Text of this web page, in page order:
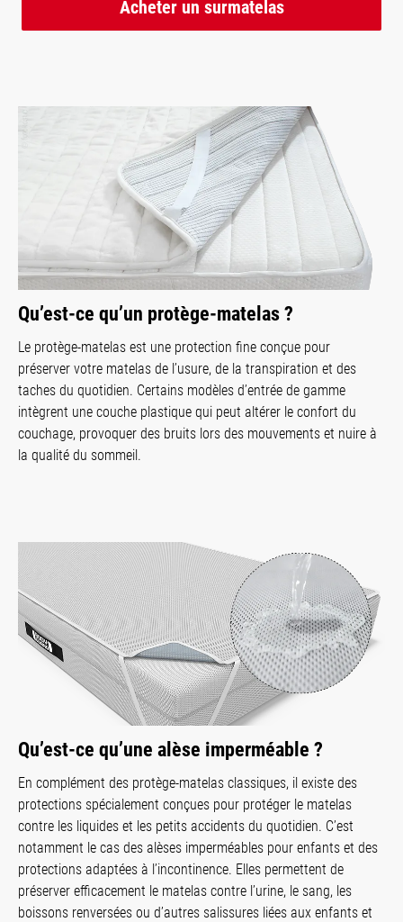
Acheter un surmatelas
Qu’est-ce qu’un protège-matelas ?
Le protège-matelas est une protection fine conçue pour
préserver votre matelas de l’usure, de la transpiration et des
taches du quotidien. Certains modèles d’entrée de gamme
intègrent une couche plastique qui peut altérer le confort du
couchage, provoquer des bruits lors des mouvements et nuire à
la qualité du sommeil.
Qu’est-ce qu’une alèse imperméable ?
En complément des protège-matelas classiques, il existe des
protections spécialement conçues pour protéger le matelas
contre les liquides et les petits accidents du quotidien. C’est
notamment le cas des alèses imperméables pour enfants et des
protections adaptées à l’incontinence. Elles permettent de
préserver efficacement le matelas contre l’urine, le sang, les
boissons renversées ou d’autres salissures liées aux enfants et